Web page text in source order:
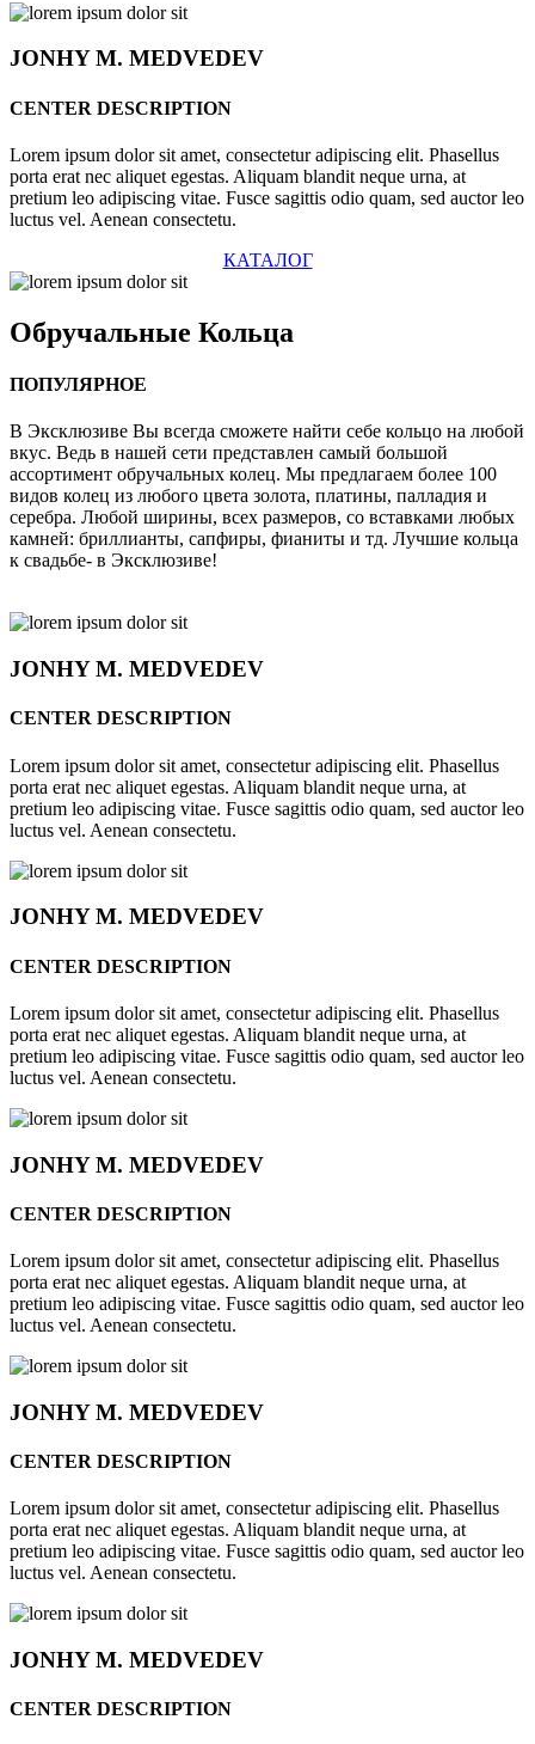
JONHYM. MEDVEDEV
CENTER DESCRIPTION
Lorem ipsum dolor sit amet, consectetur adipiscing elit. Phasellus
porta erat nec aliquet egestas. Aliquam blandit neque urna, at
pretium leo adipiscing vitae. Fusce sagittis odio quam, sed auctor leo
luctus vel. Aenean consectetu.
КАТАЛОГ
Обручальные Кольца
ПОПУЛЯРНОЕ
В Эксклюзиве Вы всегда сможете найти себе кольцо на любой
вкус. Ведь в нашей сети представлен самый большой
ассортимент обручальных колец. Мы предлагаем более 100
видов колец из любого цвета золота, платины, палладия и
серебра. Любой ширины, всех размеров, со вставками любых
камней: бриллианты, сапфиры, фианиты и тд. Лучшие кольца
к свадьбе- в Эксклюзиве!
JONHYM. MEDVEDEV
CENTER DESCRIPTION
Lorem ipsum dolor sit amet, consectetur adipiscing elit. Phasellus
porta erat nec aliquet egestas. Aliquam blandit neque urna, at
pretium leo adipiscing vitae. Fusce sagittis odio quam, sed auctor leo
luctus vel. Aenean consectetu.
JONHYM. MEDVEDEV
CENTER DESCRIPTION
Lorem ipsum dolor sit amet, consectetur adipiscing elit. Phasellus
porta erat nec aliquet egestas. Aliquam blandit neque urna, at
pretium leo adipiscing vitae. Fusce sagittis odio quam, sed auctor leo
luctus vel. Aenean consectetu.
JONHYM. MEDVEDEV
CENTER DESCRIPTION
Lorem ipsum dolor sit amet, consectetur adipiscing elit. Phasellus
porta erat nec aliquet egestas. Aliquam blandit neque urna, at
pretium leo adipiscing vitae. Fusce sagittis odio quam, sed auctor leo
luctus vel. Aenean consectetu.
JONHYM. MEDVEDEV
CENTER DESCRIPTION
Lorem ipsum dolor sit amet, consectetur adipiscing elit. Phasellus
porta erat nec aliquet egestas. Aliquam blandit neque urna, at
pretium leo adipiscing vitae. Fusce sagittis odio quam, sed auctor leo
luctus vel. Aenean consectetu.
JONHYM. MEDVEDEV
CENTER DESCRIPTION